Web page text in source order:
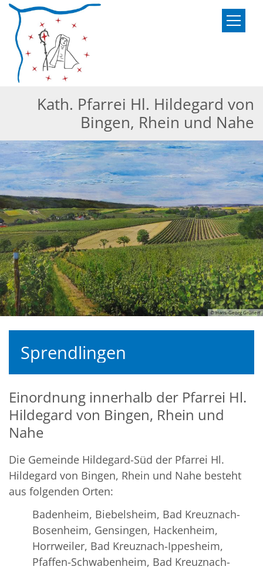
Zum Inhalt springen
Kath. Pfarrei Hl. Hildegard von
Bingen, Rhein und Nahe
© Hans-Georg Grünert
Sprendlingen
Einordnung innerhalb der Pfarrei Hl.
Hildegard von Bingen, Rhein und
Nahe
Die Gemeinde Hildegard-Süd der Pfarrei Hl.
Hildegard von Bingen, Rhein und Nahe besteht
aus folgenden Orten:
Badenheim, Biebelsheim, Bad Kreuznach-
Bosenheim, Gensingen, Hackenheim,
Horrweiler, Bad Kreuznach-Ippesheim,
Pfaffen-Schwabenheim, Bad Kreuznach-